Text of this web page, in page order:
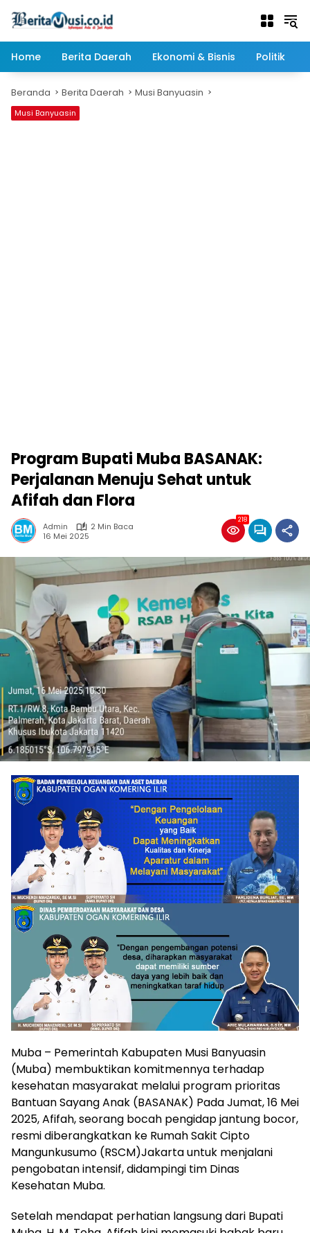
Home
Berita Daerah Ekonomi & Bisnis Politik
Beranda Berita Daerah Musi Banyuasin
Musi Banyuasin
Program Bupati Muba BASANAK:
Perjalanan Menuju Sehat untuk
Afifah dan Flora
Admin
2 Min Baca
16 Mei 2025
218
Muba – Pemerintah Kabupaten Musi Banyuasin
(Muba) membuktikan komitmennya terhadap
kesehatan masyarakat melalui program prioritas
Bantuan Sayang Anak (BASANAK) Pada Jumat, 16 Mei
2025, Afifah, seorang bocah pengidap jantung bocor,
resmi diberangkatkan ke Rumah Sakit Cipto
Mangunkusumo (RSCM)Jakarta untuk menjalani
pengobatan intensif, didampingi tim Dinas
Kesehatan Muba.
Setelah mendapat perhatian langsung dari Bupati